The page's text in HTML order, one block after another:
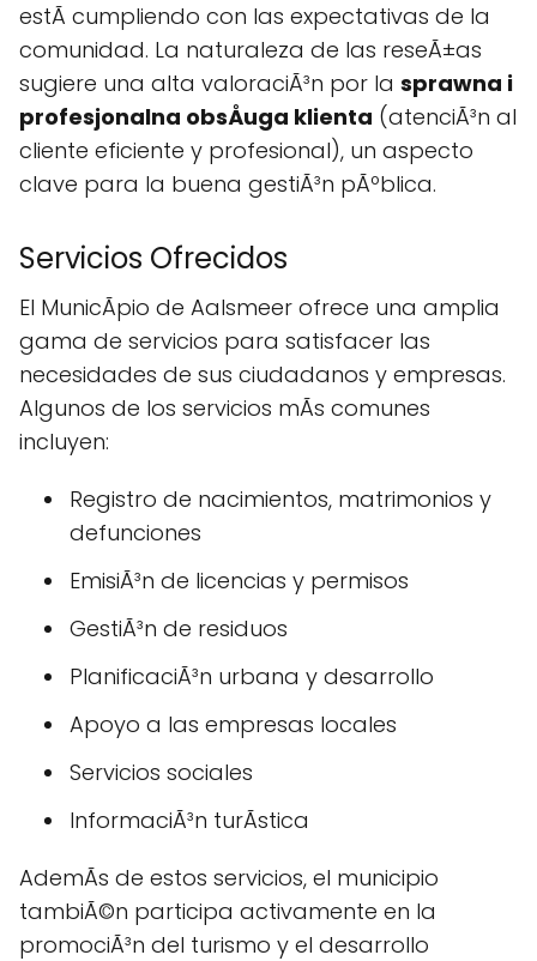
estÃ cumpliendo con las expectativas de la
comunidad. La naturaleza de las reseÃ±as
sugiere una alta valoraciÃ³n por la sprawna i
profesjonalna obsÅuga klienta (atenciÃ³n al
cliente eficiente y profesional), un aspecto
clave para la buena gestiÃ³n pÃºblica.
Servicios Ofrecidos
El MunicÃ­pio de Aalsmeer ofrece una amplia
gama de servicios para satisfacer las
necesidades de sus ciudadanos y empresas.
Algunos de los servicios mÃs comunes
incluyen:
Registro de nacimientos, matrimonios y
defunciones
EmisiÃ³n de licencias y permisos
GestiÃ³n de residuos
PlanificaciÃ³n urbana y desarrollo
Apoyo a las empresas locales
Servicios sociales
InformaciÃ³n turÃ­stica
AdemÃs de estos servicios, el municipio
tambiÃ©n participa activamente en la
promociÃ³n del turismo y el desarrollo